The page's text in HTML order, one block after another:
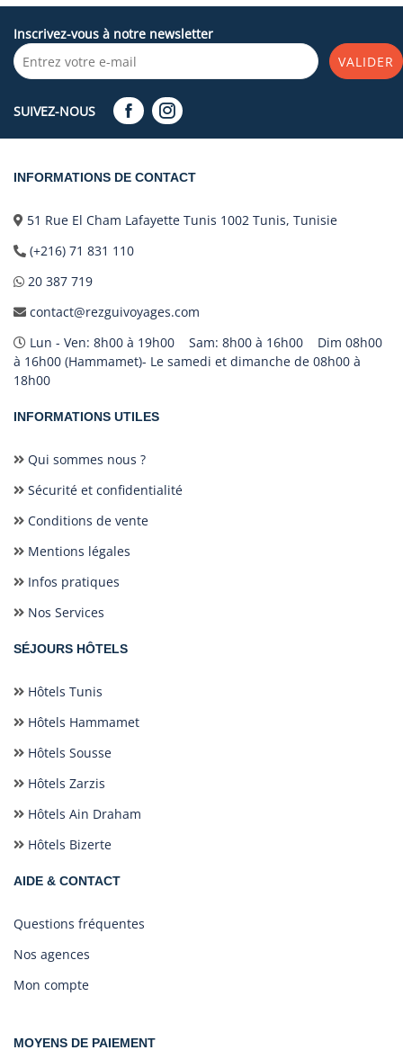
Inscrivez-vous à notre newsletter
VALIDER
SUIVEZ-NOUS
INFORMATIONS DE CONTACT
51 Rue El Cham Lafayette Tunis 1002 Tunis, Tunisie
(+216) 71 831 110
20 387 719
contact@rezguivoyages.com
Lun - Ven: 8h00 à 19h00 Sam: 8h00 à 16h00 Dim 08h00
à 16h00 (Hammamet)- Le samedi et dimanche de 08h00 à
18h00
INFORMATIONS UTILES
Qui sommes nous ?
Sécurité et confidentialité
Conditions de vente
Mentions légales
Infos pratiques
Nos Services
SÉJOURS HÔTELS
Hôtels Tunis
Hôtels Hammamet
Hôtels Sousse
Hôtels Zarzis
Hôtels Ain Draham
Hôtels Bizerte
AIDE & CONTACT
Questions fréquentes
Nos agences
Mon compte
MOYENS DE PAIEMENT